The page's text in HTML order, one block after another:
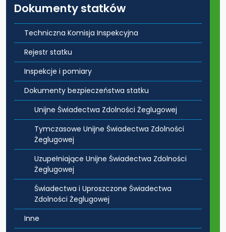
Dokumenty statków
Techniczna Komisja Inspekcyjna
Rejestr statku
Inspekcje i pomiary
Dokumenty bezpieczeństwa statku
Unijne Świadectwa Zdolności Żeglugowej
Tymczasowe Unijne Świadectwa Zdolności
Żeglugowej
Uzupełniające Unijne Świadectwa Zdolności
Żeglugowej
Świadectwa i Uproszczone Świadectwa
Zdolności Żeglugowej
Inne